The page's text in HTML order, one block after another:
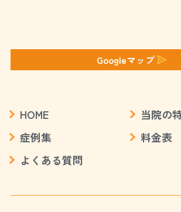
Googleマップ
HOME
当院の
症例集
料金表
よくある質問